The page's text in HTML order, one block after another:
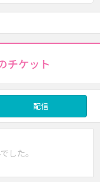
チケット
配信
した。